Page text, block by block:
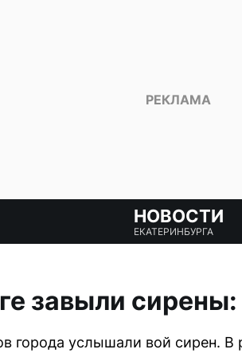
НОВОСТИ
ЕКАТЕРИНБУРГА
завыли
города услышали вой сирен.